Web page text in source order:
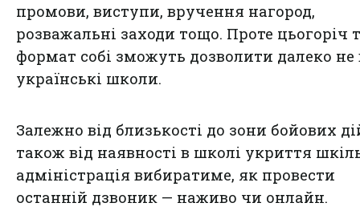
промови, виступи, вручення нагород,
розважальні заходи тощо. Проте цьогоріч
формат собі зможуть дозволити далеко не
українські школи.
Залежно від близькості до зони бойових
також від наявності в школі укриття
адміністрація вибиратиме, як провести
останній дзвоник — наживо чи онлайн.